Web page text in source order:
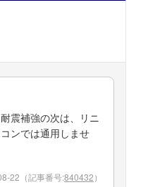
震補強の次は、リニ
ンでは通用しませ
22 （記事番号:840432）